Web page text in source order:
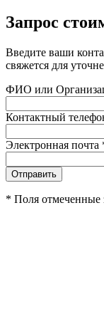
Запрос
Введите ваши
свяжется для
ФИО или
Контактный
Электронная почта
Отправить
* Поля отмеченные